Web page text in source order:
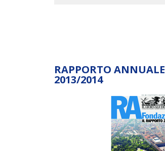
RAPPORTO ANNUALE
2013/2014